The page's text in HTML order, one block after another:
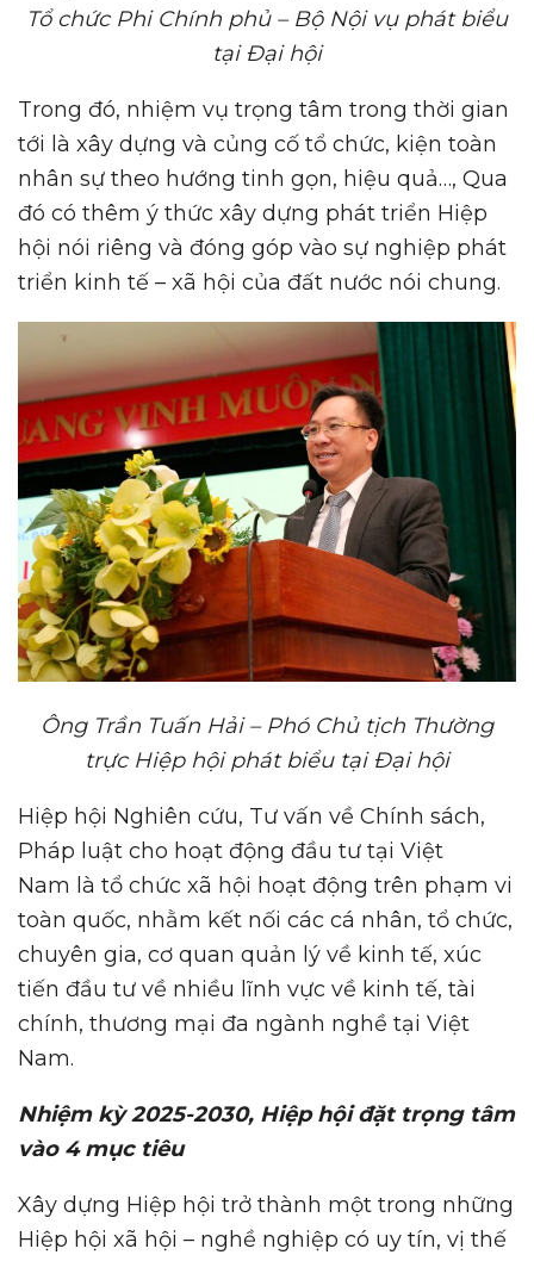
Tổ chức Phi Chính phủ – Bộ Nội vụphát biểu
tại Đại hội
Trong đó, nhiệm vụ trọng tâm trong thời gian
tới là xây dựng và củng cố tổ chức, kiện toàn
nhân sự theo hướng tinh gọn, hiệu quả…, Qua
đó có thêm ý thức xây dựng phát triển Hiệp
hội nói riêng và đóng góp vào sự nghiệp phát
triển kinh tế – xã hội của đất nước nói chung.
Ông Trần Tuấn Hải – Phó Chủ tịch Thường
trực Hiệp hộiphát biểu tại Đại hội
Hiệp hội Nghiên cứu, Tư vấn về Chính sách,
Pháp luật cho hoạt động đầu tư tại Việt
Nam là tổ chức xã hội hoạt động trên phạm vi
toàn quốc, nhằm kết nối các cá nhân, tổ chức,
chuyên gia, cơ quan quản lý về kinh tế, xúc
tiến đầu tư về nhiều lĩnh vực về kinh tế, tài
chính, thương mại đa ngành nghề tại Việt
Nam.
Nhiệm kỳ 2025-2030, Hiệp hội đặt trọng tâm
vào 4 mục tiêu
Xây dựng Hiệp hội trở thành một trong những
Hiệp hội xã hội – nghề nghiệp có uy tín, vị thế